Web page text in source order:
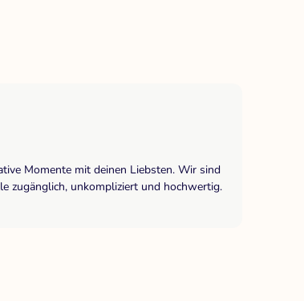
Momente mit deinen Liebsten. Wir sind
zugänglich, unkompliziert und hochwertig.